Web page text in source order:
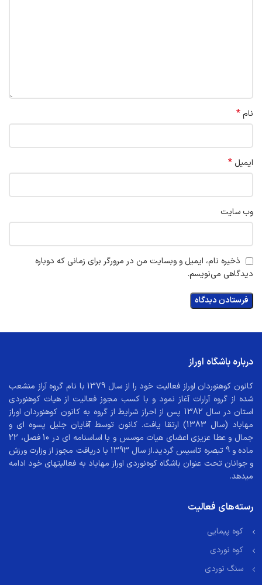
نام*
ایمیل *
وب‌ سایت
ذخیره نام، ایمیل و وبسایت من در مرورگر برای زمانی که دوباره
دیدگاهی می‌نویسم.
درباره باشگاه اوراز
کانون کوهنوردان اوراز فعالیت خود را از سال 1379 با نام گروه آراز منشعب
شده از گروه آرارات آغاز نمود و با کسب مجوز فعالیت از هیات کوهنوردی
استان در سال 1382 پس از احراز شرایط از گروه به کانون کوهنوردان اوراز
مهاباد (سال 1383) ارتقا یافت. کانون توسط آقایان جلیل پسوه ای و
جمال و عطا عزیزی اعضای هیات موسس و با اساسنامه ای در 10 فصل، 22
ماده و 9 تبصره تاسیس گردید.از سال 1393 با دریافت مجوز از وزارت ورزش
و جوانان تحت عنوان باشگاه کوه‌نوردی اوراز مهاباد به فعالیتهای خود ادامه
میدهد.
رسته‌های فعالیت
کوه پیمایی
کوه نوردی
سنگ نوردی